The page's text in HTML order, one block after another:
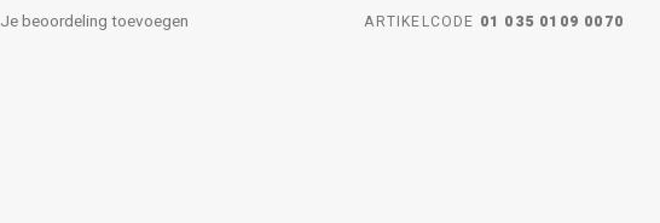
Je beoordeling toevoegen ARTIKELCODE 01 035 0109 0070